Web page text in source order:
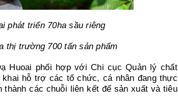
phát triển 70ha sầu riêng
thị trường 700 tấn sản phẩm
Huoai phối hợp với Chi cục Quản lý chất
khai hỗ trợ các tổ chức, cá nhân đang thực
các chuỗi liên kết để sản xuất và tiêu